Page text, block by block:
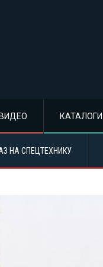
ВИДЕО КАТАЛОГИ
НА СПЕЦТЕХНИКУ